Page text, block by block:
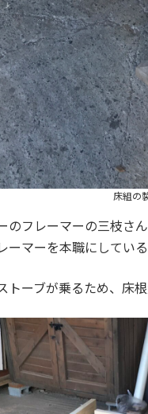
床組の
フレーマーの三枝さん
マーを本職にしてい
トーブが乗るため、床